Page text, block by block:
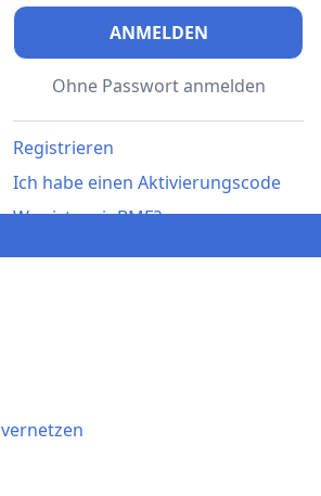
ANMELDEN
Ohne Passwort anmelden
Registrieren
Ich habe einen Aktivierungscode
Was ist meinBME?
vernetzen